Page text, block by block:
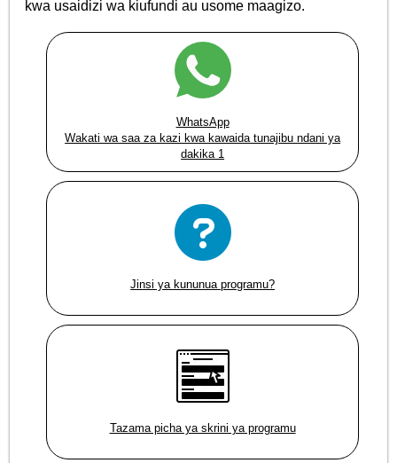
kwa usaidizi wa kiufundi au usome maagizo.
WhatsApp
Wakati wa saa za kazi kwa kawaida tunajibu ndani ya
dakika 1
Jinsi ya kununua programu?
Tazama picha ya skrini ya programu